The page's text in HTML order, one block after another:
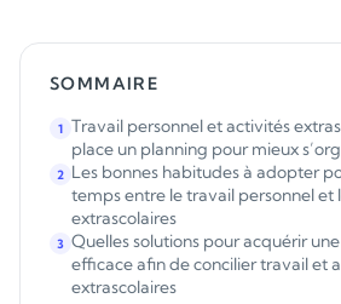
SOMMAIRE
1 Travail personnel et activités
place un planning pour mieux
2 Les bonnes habitudes à adopter
temps entre le travail personnel et
extrascolaires
3 Quelles solutions pour acquérir
efficace afin de concilier travail et
extrascolaires